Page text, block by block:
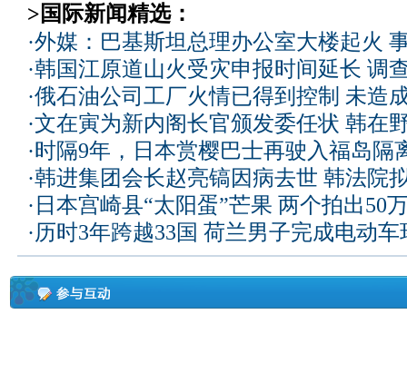
>国际新闻精选：
·外媒：巴基斯坦总理办公室大楼起火
·韩国江原道山火受灾申报时间延长 调
·俄石油公司工厂火情已得到控制 未造
·文在寅为新内阁长官颁发委任状 韩在
·时隔9年，日本赏樱巴士再驶入福岛隔
·韩进集团会长赵亮镐因病去世 韩法院
· 日本宫崎县“太阳蛋”芒果 两个拍出50
·历时3年跨越33国 荷兰男子完成电动车